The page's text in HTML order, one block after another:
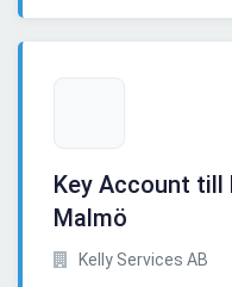
Key Account till
Malmö
Kelly Services AB